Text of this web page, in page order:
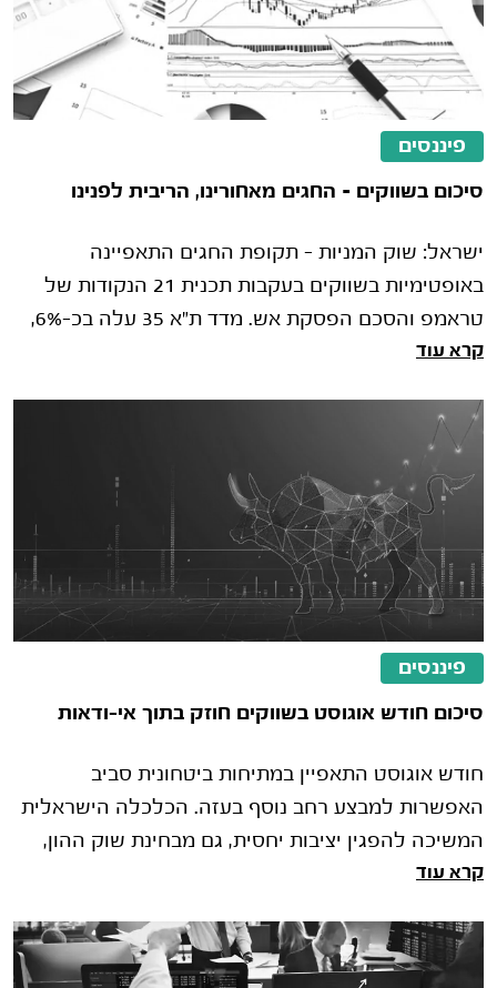
פיננסים
סיכום בשווקים – החגים מאחורינו, הריבית לפנינו
ישראל: שוק המניות – תקופת החגים התאפיינה
באופטימיות בשווקים בעקבות תכנית 21 הנקודות של
טראמפ והסכם הפסקת אש. מדד ת"א 35 עלה בכ-6%,
קרא עוד
פיננסים
סיכום חודש אוגוסט בשווקים חוזק בתוך אי-ודאות
חודש אוגוסט התאפיין במתיחות ביטחונית סביב
האפשרות למבצע רחב נוסף בעזה. הכלכלה הישראלית
המשיכה להפגין יציבות יחסית, גם מבחינת שוק ההון,
המטבע החזק ונתוני תעסוקה טובי
קרא עוד